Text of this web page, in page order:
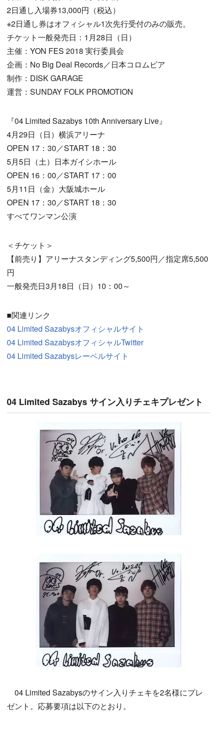
2日通し入場券13,000円（税込）
※2日通し券はオフィシャル1次先行受付のみの販売。
チケット一般発売日：1月28日（日）
主催：YON FES 2018 実行委員会
企画：No Big Deal Records／日本コロムビア
制作：DISK GARAGE
運営：SUNDAY FOLK PROMOTION
『04 Limited Sazabys 10th Anniversary Live』
4月29日（日）横浜アリーナ
OPEN 17：30／START 18：30
5月5日（土）日本ガイシホール
OPEN 16：00／START 17：00
5月11日（金）大阪城ホール
OPEN 17：30／START 18：30
すべてワンマン公演
＜チケット＞
【前売り】アリーナスタンディング5,500円／指定席5,500
円
一般発売日3月18日（日）10：00～
■関連リンク
04 Limited Sazabysオフィシャルサイト
04 Limited SazabysオフィシャルTwitter
04 Limited Sazabysレーベルサイト
04 Limited Sazabys サイン入りチェキプレゼント
04 Limited Sazabysのサイン入りチェキを2名様にプレ
ゼント。応募要項は以下のとおり。